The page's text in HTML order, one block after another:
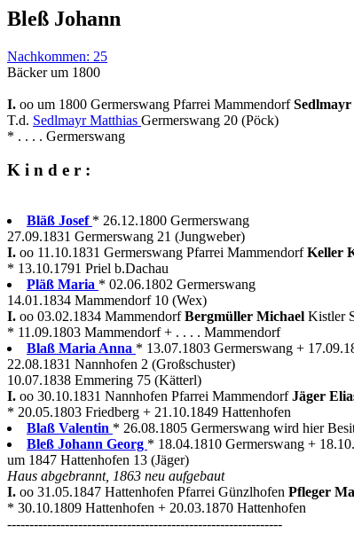
Bleß Johann
Nachkommen: 25
Bäcker um 1800
I. oo um 1800 Germerswang Pfarrei Mammendorf
T.d. Sedlmayr Matthias Germerswang 20 (Pöck)
* . . . . Germerswang
K i n d e r :
Bläß Josef * 26.12.1800 Germerswang
27.09.1831 Germerswang 21 (Jungweber)
I. oo 11.10.1831 Germerswang Pfarrei MammendorfKeller
* 13.10.1791 Priel b.Dachau
Pläß Maria * 02.06.1802 Germerswang
14.01.1834 Mammendorf 10 (Wex)
I. oo 03.02.1834 MammendorfBergmüller Michael Kistler
* 11.09.1803 Mammendorf + . . . . Mammendorf
Blaß Maria Anna * 13.07.1803 Germerswang +
22.08.1831 Nannhofen 2 (Großschuster)
10.07.1838 Emmering 75 (Kätterl)
I. oo 30.10.1831 Nannhofen Pfarrei MammendorfJäger
* 20.05.1803 Friedberg + 21.10.1849 Hattenhofen
Blaß Valentin * 26.08.1805 Germerswang wird hier
Bleß Johann Georg * 18.04.1810 Germerswang +
um 1847 Hattenhofen 13 (Jäger)
Haus abgebrannt, 1863 neu aufgebaut
I. oo 31.05.1847 Hattenhofen Pfarrei Günzlhofen Pfleger
* 30.10.1809 Hattenhofen + 20.03.1870 Hattenhofen
--------------------------------------------------------------